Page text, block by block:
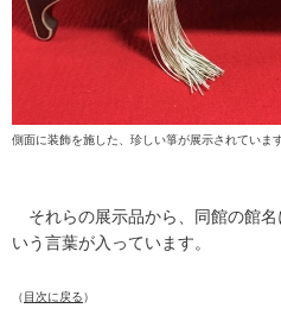
側面に装飾を施した、珍しい箏が展示されています
それらの展示品から、同館の館名
いう言葉が入っています。
（目次に戻る）